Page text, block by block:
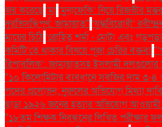
জয় করেছে ‘মা ‘মুনাফেকি’ নিয়ে রিজভীর
দুরভিসন্ধিপূর্ণ: জামায়াত" ‘যুদ্ধবিরোধী’
মায়ের চিঠি ‘রোহিত শর্মা - মোটা এবং
কমিটি’তে থাকার বিষয়ে পূজা চেরির বক্তব্য
রিপাবলিক’: জামায়াতসহ ইসলামী
"১০ কিলোমিটার ব্যবধানে সবজির দাম ৩-৪
পদের প্রলোভন: নুরুলের অভিযোগ মিথ্যা দাবি
ছাড়া ১৯২৬ জনের হত্যার অভিযোগ আওয়ামী
"১৮তম শিক্ষক নিবন্ধনের লিখিত পরীক্ষার